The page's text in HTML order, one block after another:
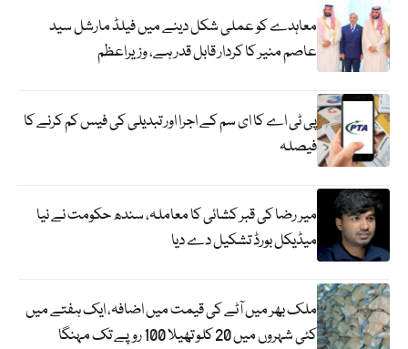
معاہدے کو عملی شکل دینے میں فیلڈ مارشل سید
عاصم منیر کا کردار قابل قدر ہے، وزیراعظم
پی ٹی اے کا ای سم کے اجرا اور تبدیلی کی فیس کم کرنے کا
فیصلہ
میر رضا کی قبر کشائی کا معاملہ، سندھ حکومت نے نیا
میڈیکل بورڈ تشکیل دے دیا
ملک بھر میں آٹے کی قیمت میں اضافہ، ایک ہفتے میں
کئی شہروں میں 20 کلو تھیلا 100 روپے تک مہنگا